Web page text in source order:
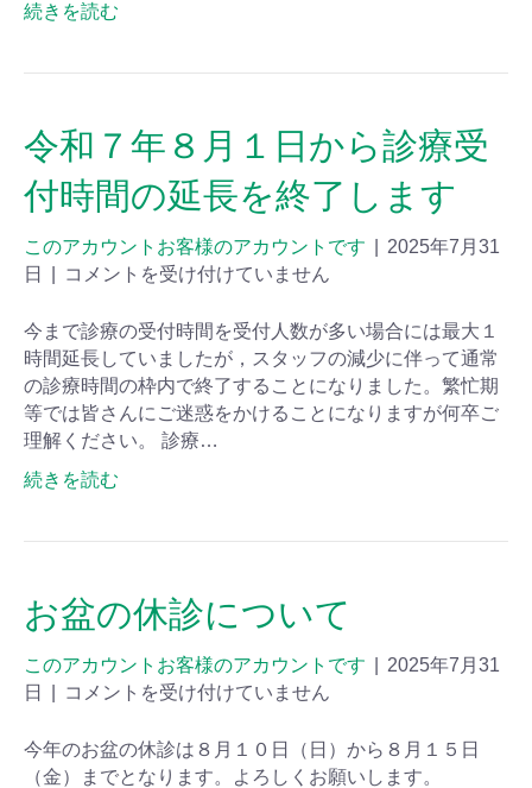
続きを読む
令和７年８月１日から診療受
付時間の延長を終了します
このアカウントお客様のアカウントです
2025年7月31
日
コメントを受け付けていません
今まで診療の受付時間を受付人数が多い場合には最大１
時間延長していましたが，スタッフの減少に伴って通常
の診療時間の枠内で終了することになりました。繁忙期
等では皆さんにご迷惑をかけることになりますが何卒ご
理解ください。 診療…
続きを読む
お盆の休診について
このアカウントお客様のアカウントです
2025年7月31
日
コメントを受け付けていません
今年のお盆の休診は８月１０日（日）から８月１５日
（金）までとなります。よろしくお願いします。